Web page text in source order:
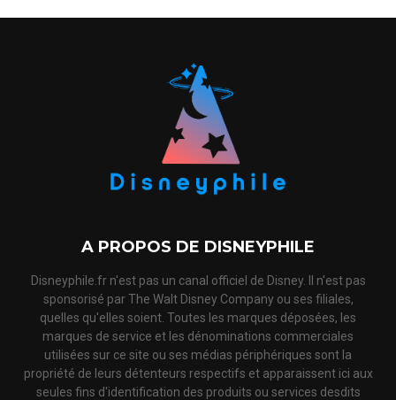
A PROPOS DE DISNEYPHILE
Disneyphile.fr n'est pas un canal officiel de Disney. Il n'est pas
sponsorisé par The Walt Disney Company ou ses filiales,
quelles qu'elles soient. Toutes les marques déposées, les
marques de service et les dénominations commerciales
utilisées sur ce site ou ses médias périphériques sont la
propriété de leurs détenteurs respectifs et apparaissent ici aux
seules fins d'identification des produits ou services desdits